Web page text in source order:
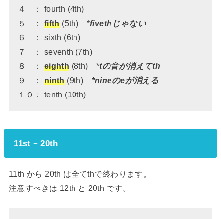
４ ： fourth (4th)
５ ： fifth(5th) *fivethじゃない
６ ： sixth (6th)
７ ： seventh (7th)
８ ： eighth (8th) *tの音が消えてth
９ ： ninth(9th) *nineのeが消える
１０： tenth (10th)
11st − 20th
11th から 20th は全てthで終わります。
注意すべきは 12th と 20th です。